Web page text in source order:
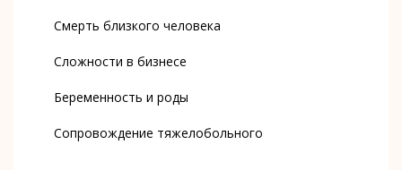
Смерть близкого человека
Сложности в бизнесе
Беременность и роды
Сопровождение тяжелобольного